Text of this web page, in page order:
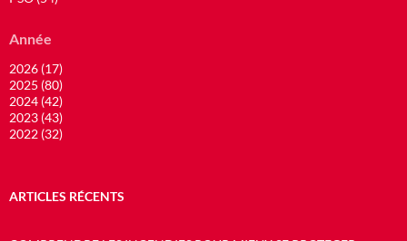
Année
2026 (17)
2025 (80)
2024 (42)
2023 (43)
2022 (32)
ARTICLES RÉCENTS